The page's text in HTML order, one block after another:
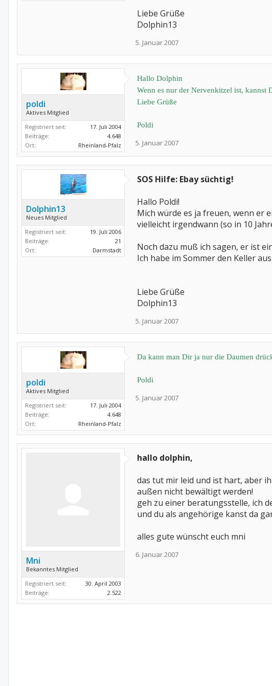
Liebe Grüße
Dolphin13
5. Januar 2007
poldi
Aktives Mitglied
Registriert seit:
17. Juli 2004
Beiträge:
4.648
Ort:
Rheinland-Pfalz
Hallo Dolphin
Wenn es nur der Nervenkitzel ist, kannst
Liebe Grüße
Poldi
5. Januar 2007
Dolphin13
Neues Mitglied
Registriert seit:
19. Juli 2006
Beiträge:
21
Ort:
Darmstadt
SOS Hilfe: Ebay süchtig!
Hallo Poldi!
Mich würde es ja freuen, wenn er
vielleicht irgendwann (so in 10
Noch dazu muß ich sagen, er ist
Ich habe im Sommer den Keller
Liebe Grüße
Dolphin13
5. Januar 2007
poldi
Aktives Mitglied
Registriert seit:
17. Juli 2004
Beiträge:
4.648
Ort:
Rheinland-Pfalz
Da kann man Dir ja nur die Daumen
Poldi
5. Januar 2007
Mni
Bekanntes Mitglied
Registriert seit:
30. April 2003
Beiträge:
2.522
hallo dolphin,
das tut mir leid und ist hart, aber
außen nicht bewältigt werden!
geh zu einer beratungsstelle, ich
und du als angehörige kanst da
alles gute wünscht euch mni
6. Januar 2007